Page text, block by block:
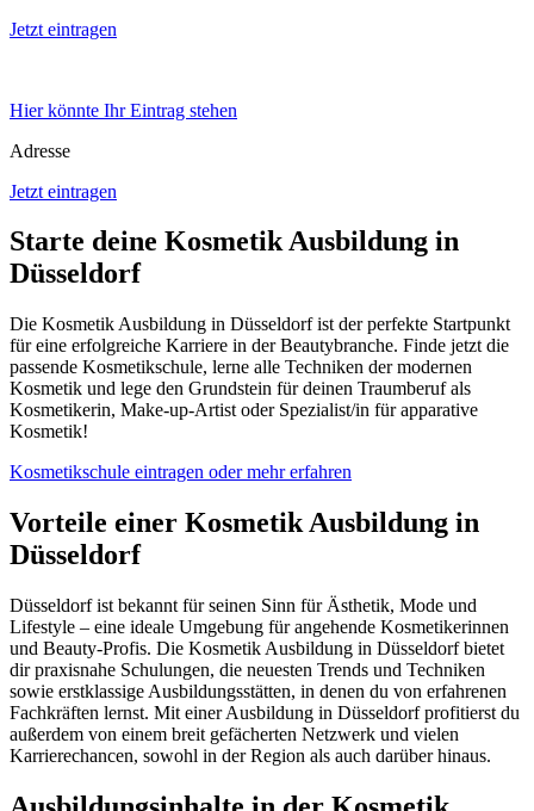
Jetzt eintragen
Hier könnte Ihr Eintrag stehen
Adresse
Jetzt eintragen
Starte deine Kosmetik Ausbildung in
Düsseldorf
Die Kosmetik Ausbildung in Düsseldorf ist der perfekte Startpunkt
für eine erfolgreiche Karriere in der Beautybranche. Finde jetzt die
passende Kosmetikschule, lerne alle Techniken der modernen
Kosmetik und lege den Grundstein für deinen Traumberuf als
Kosmetikerin, Make-up-Artist oder Spezialist/in für apparative
Kosmetik!
Kosmetikschule eintragen oder mehr erfahren
Vorteile einer Kosmetik Ausbildung in
Düsseldorf
Düsseldorf ist bekannt für seinen Sinn für Ästhetik, Mode und
Lifestyle – eine ideale Umgebung für angehende Kosmetikerinnen
und Beauty-Profis. Die Kosmetik Ausbildung in Düsseldorf bietet
dir praxisnahe Schulungen, die neuesten Trends und Techniken
sowie erstklassige Ausbildungsstätten, in denen du von erfahrenen
Fachkräften lernst. Mit einer Ausbildung in Düsseldorf profitierst du
außerdem von einem breit gefächerten Netzwerk und vielen
Karrierechancen, sowohl in der Region als auch darüber hinaus.